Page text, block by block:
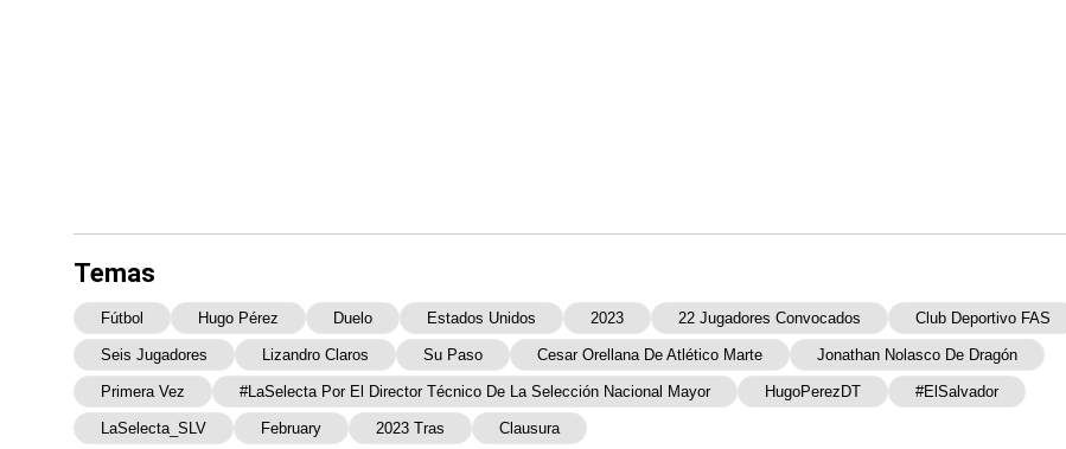
Temas
Fútbol Hugo Pérez Duelo Estados Unidos 2023 22 Jugadores Convocados Club Deportivo FAS
Seis Jugadores Lizandro Claros Su Paso Cesar Orellana De Atlético Marte Jonathan Nolasco De Dragón
Primera Vez #LaSelecta Por El Director Técnico De La Selección Nacional Mayor HugoPerezDT #ElSalvador
LaSelecta_SLV February 2023 Tras Clausura